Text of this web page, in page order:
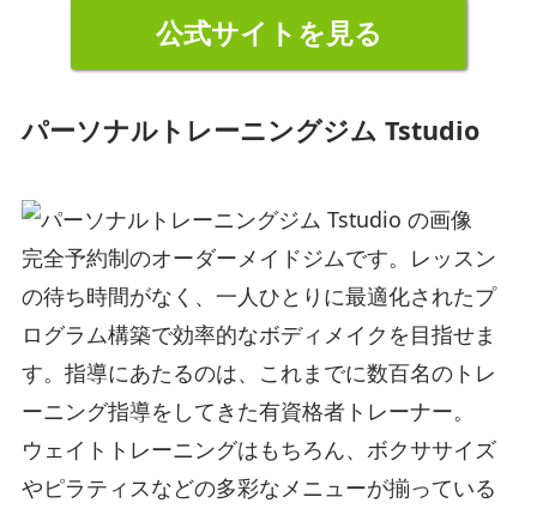
公式サイトを見る
パーソナルトレーニングジム Tstudio
完全予約制のオーダーメイドジムです。レッスン
の待ち時間がなく、一人ひとりに最適化されたプ
ログラム構築で効率的なボディメイクを目指せま
す。指導にあたるのは、これまでに数百名のトレ
ーニング指導をしてきた有資格者トレーナー。
ウェイトトレーニングはもちろん、ボクササイズ
やピラティスなどの多彩なメニューが揃っている